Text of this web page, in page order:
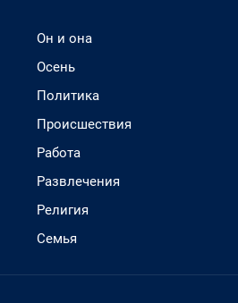
Он и она
Осень
Политика
Происшествия
Работа
Развлечения
Религия
Семья